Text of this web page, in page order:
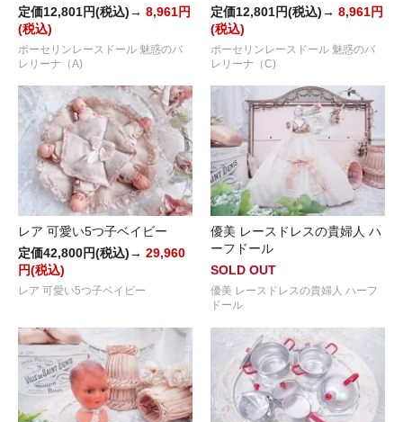
定価12,801円(税込)→ 8,961円
(税込)
ポーセリンレースドール 魅惑のバ
レリーナ（A)
定価12,801円(税込)→ 8,961円
(税込)
ポーセリンレースドール 魅惑のバ
レリーナ（C)
レア 可愛い5つ子ベイビー
定価42,800円(税込)→ 29,960
円(税込)
レア 可愛い5つ子ベイビー
優美 レースドレスの貴婦人 ハ
ーフドール
SOLD OUT
優美 レースドレスの貴婦人 ハーフ
ドール